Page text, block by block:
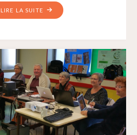
LIRE LA SUITE "REVUE
DE
100È
ADHÉRENT"